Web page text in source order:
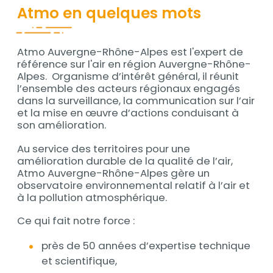
Atmo en quelques mots
Contenu
Atmo Auvergne-Rhône-Alpes est l'expert de
référence sur l'air en région Auvergne-Rhône-
Alpes. Organisme d’intérêt général, il réunit
l’ensemble des acteurs régionaux engagés
dans la surveillance, la communication sur l’air
et la mise en œuvre d’actions conduisant à
son amélioration.
Au service des territoires pour une
amélioration durable de la qualité de l’air,
Atmo Auvergne-Rhône-Alpes gère un
observatoire environnemental relatif à l’air et
à la pollution atmosphérique.
Ce qui fait notre force :
près de 50 années d’expertise technique
et scientifique,